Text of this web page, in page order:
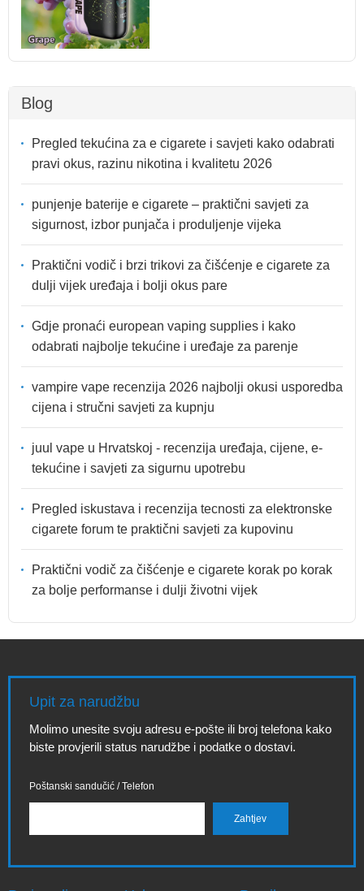
Blog
Pregled tekućina za e cigarete i savjeti kako odabrati
pravi okus, razinu nikotina i kvalitetu 2026
punjenje baterije e cigarete – praktični savjeti za
sigurnost, izbor punjača i produljenje vijeka
Praktični vodič i brzi trikovi za čišćenje e cigarete za
dulji vijek uređaja i bolji okus pare
Gdje pronaći european vaping supplies i kako
odabrati najbolje tekućine i uređaje za parenje
vampire vape recenzija 2026 najbolji okusi usporedba
cijena i stručni savjeti za kupnju
juul vape u Hrvatskoj - recenzija uređaja, cijene, e-
tekućine i savjeti za sigurnu upotrebu
Pregled iskustava i recenzija tecnosti za elektronske
cigarete forum te praktični savjeti za kupovinu
Praktični vodič za čišćenje e cigarete korak po korak
za bolje performanse i dulji životni vijek
Upit za narudžbu
Molimo unesite svoju adresu e-pošte ili broj telefona kako
biste provjerili status narudžbe i podatke o dostavi.
Poštanski sandučić / Telefon